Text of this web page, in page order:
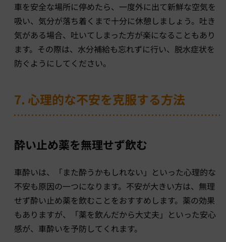
車を安全な場所に停めたら、一度外に出て新鮮な空気を
吸い、気分が落ち着くまで十分に休憩しましょう。吐き
気がある場合、吐いてしまった方が楽になることもあり
ます。その際は、水分補給も忘れずに行い、脱水症状を
防ぐようにしてください。
7. 心理的な不安を克服する方法
酔い止め薬を無理せず飲む
車酔いは、「また酔うかもしれない」といった心理的な
不安も原因の一つになります。不安が大きい方は、無理
せず酔い止め薬を飲むことをおすすめします。薬の効果
もありますが、「薬を飲んだから大丈夫」といった安心
感が、車酔いを予防してくれます。